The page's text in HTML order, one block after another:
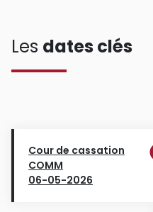
Les dates clés
Cour de cassation
COMM
06-05-2026